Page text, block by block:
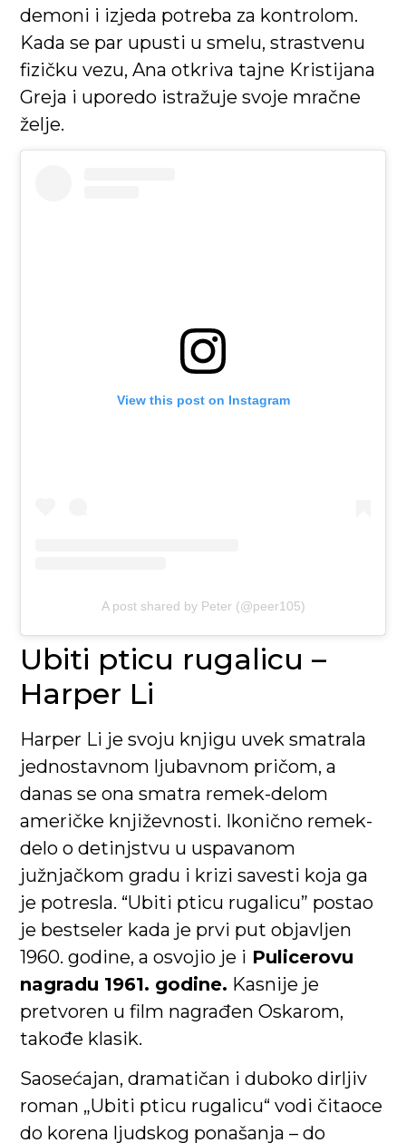
demoni i izjeda potreba za kontrolom.
Kada se par upusti u smelu, strastvenu
fizičku vezu, Ana otkriva tajne Kristijana
Greja i uporedo istražuje svoje mračne
želje.
View this post on Instagram
A post shared by Peter (@peer105)
Ubiti pticu rugalicu –
Harper Li
Harper Li je svoju knjigu uvek smatrala
jednostavnom ljubavnom pričom, a
danas se ona smatra remek-delom
američke književnosti. Ikonično remek-
delo o detinjstvu u uspavanom
južnjačkom gradu i krizi savesti koja ga
je potresla. “Ubiti pticu rugalicu” postao
je bestseler kada je prvi put objavljen
1960. godine, a osvojio je i Pulicerovu
nagradu 1961. godine. Kasnije je
pretvoren u film nagrađen Oskarom,
takođe klasik.
Saosećajan, dramatičan i duboko dirljiv
roman „Ubiti pticu rugalicu“ vodi čitaoce
do korena ljudskog ponašanja – do